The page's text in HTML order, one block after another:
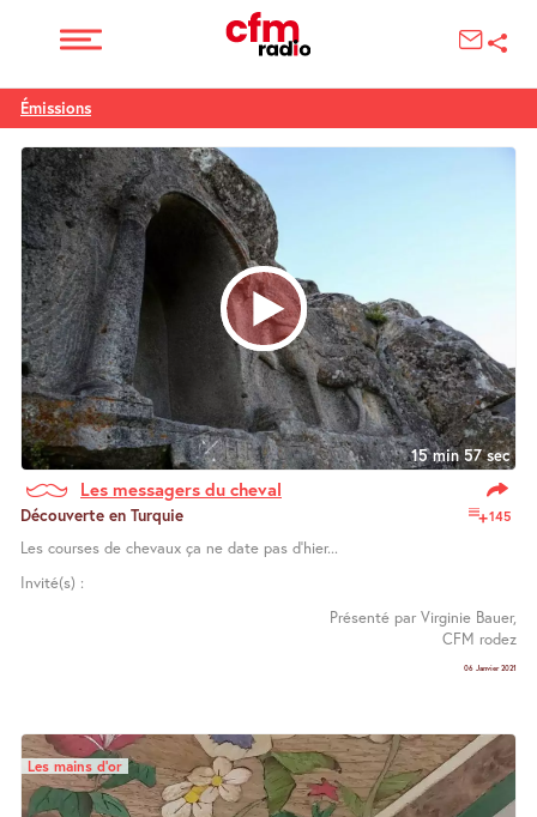
Émissions
15 min 57 sec
Les messagers du cheval
145
Découverte en Turquie
Les courses de chevaux ça ne date pas d’hier...
Invité(s) :
Présenté par Virginie Bauer,
CFM rodez
06 Janvier 2021
Les mains d’or